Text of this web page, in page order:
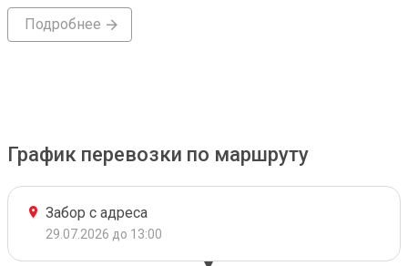
Подробнее
График перевозки по маршруту
Забор с адреса
29.07.2026 до 13:00